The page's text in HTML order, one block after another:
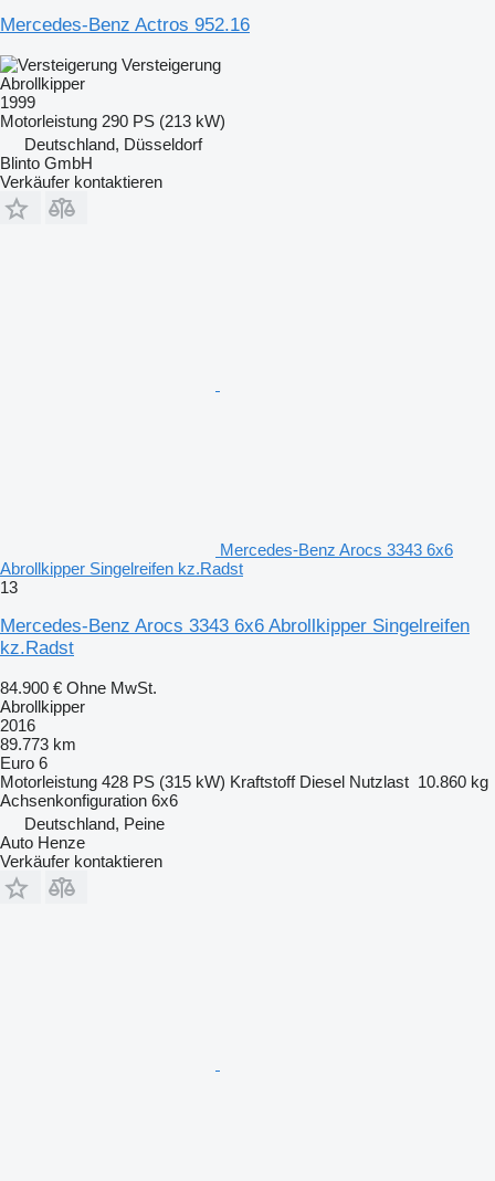
Mercedes-Benz Actros 952.16
Versteigerung
Abrollkipper
1999
Motorleistung 290 PS (213 kW)
Deutschland, Düsseldorf
Blinto GmbH
Verkäufer kontaktieren
Mercedes-Benz Arocs 3343 6x6
Abrollkipper Singelreifen kz.Radst
13
Mercedes-Benz Arocs 3343 6x6 Abrollkipper Singelreifen
kz.Radst
84.900 € Ohne MwSt.
Abrollkipper
2016
89.773 km
Euro 6
Motorleistung 428 PS (315 kW) Kraftstoff Diesel Nutzlast 10.860 kg
Achsenkonfiguration 6x6
Deutschland, Peine
Auto Henze
Verkäufer kontaktieren